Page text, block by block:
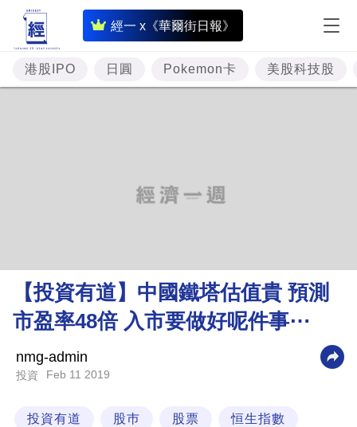
經一 x《華爾街日報》
即
時
財
經
理
財
商
科
港股IPO 日圓 Pokemon卡 美股科技股
【投資有道】中國鐵塔估值貴 預測
市盈率48倍 入市要做好呢件事⋯
nmg-admin
投資 Feb 11 2019
投資有道 股巿 股票 恒生指數